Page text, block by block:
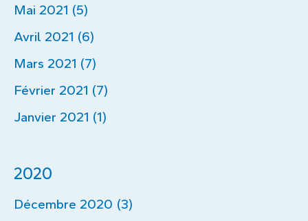
Mai 2021 (5)
Avril 2021 (6)
Mars 2021 (7)
Février 2021 (7)
Janvier 2021 (1)
2020
Décembre 2020 (3)